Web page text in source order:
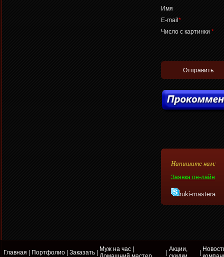
Имя
E-mail *
Число с картинки *
Напишите нам:
Заявка он-лайн
ruki-mastera
Главная Портфолио Заказать
Муж на час |
Акции,